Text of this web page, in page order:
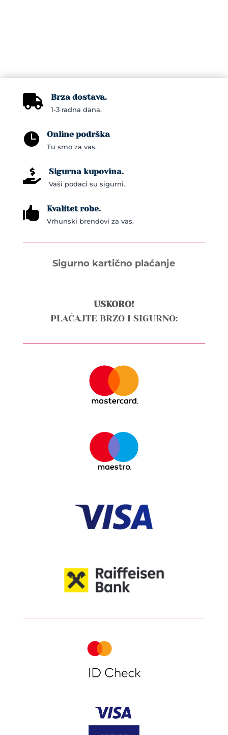
 Brza dostava.
1-3 radna dana.
 Online podrška
Tu smo za vas.
 Sigurna kupovina.
Vaši podaci su sigurni.
 Kvalitet robe.
Vrhunski brendovi za vas.
Sigurno kartično plaćanje
USKORO!
PLAĆAJTE BRZO I SIGURNO: